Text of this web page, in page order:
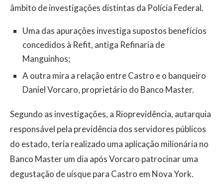
âmbito de investigações distintas da Polícia Federal.
Uma das apurações investiga supostos benefícios
concedidos à Refit, antiga Refinaria de
Manguinhos;
A outra mira a relação entre Castro e o banqueiro
Daniel Vorcaro, proprietário do Banco Master.
Segundo as investigações, a Rioprevidência, autarquia
responsável pela previdência dos servidores públicos
do estado, teria realizado uma aplicação milionária no
Banco Master um dia após Vorcaro patrocinar uma
degustação de uísque para Castro em Nova York.